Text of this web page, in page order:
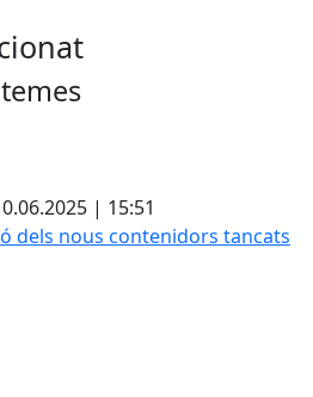
| 15:51
nous contenidors tancats a la